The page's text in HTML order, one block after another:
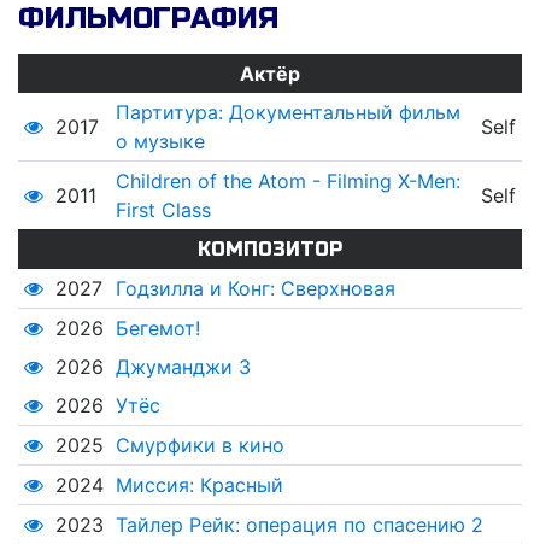
ФИЛЬМОГРАФИЯ
Актёр
2017
Партитура: Документальный фильм
о музыке
Self
2011
Children of the Atom - Filming X-Men:
First Class
Self
КОМПОЗИТОР
2027
Годзилла и Конг: Сверхновая
2026 Бегемот!
2026 Джуманджи 3
2026 Утёс
2025 Смурфики в кино
2024 Миссия: Красный
2023 Тайлер Рейк: операция по спасению 2